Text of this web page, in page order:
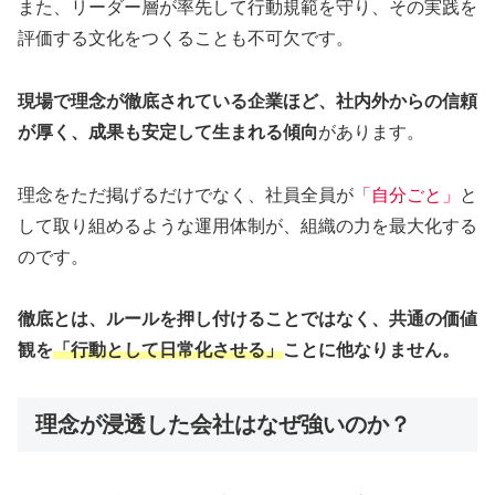
また、リーダー層が率先して行動規範を守り、その実践を
評価する文化をつくることも不可欠です。
現場で理念が徹底されている企業ほど、社内外からの信頼
が厚く、成果も安定して生まれる傾向があります。
理念をただ掲げるだけでなく、社員全員が 「自分ごと」
と
して取り組めるような運用体制が、組織の力を最大化する
のです。
徹底とは、ルールを押し付けることではなく、共通の価値
観を「行動として日常化させる」ことに他なりません。
理念が浸透した会社はなぜ強いのか？